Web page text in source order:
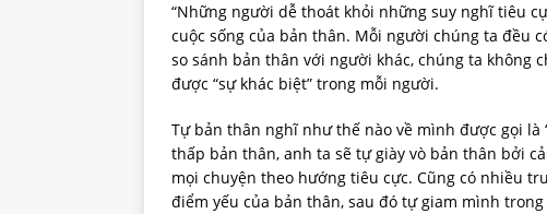
“Những người dễ thoát khỏi những suy nghĩ tiêu
cuộc sống của bản thân. Mỗi người chúng ta đều
so sánh bản thân với người khác, chúng ta không
được “sự khác biệt” trong mỗi người.
Tự bản thân nghĩ như thế nào về mình được gọi
thấp bản thân, anh ta sẽ tự giày vò bản thân bởi
mọi chuyện theo hướng tiêu cực. Cũng có nhiều
điểm yếu của bản thân, sau đó tự giam mình